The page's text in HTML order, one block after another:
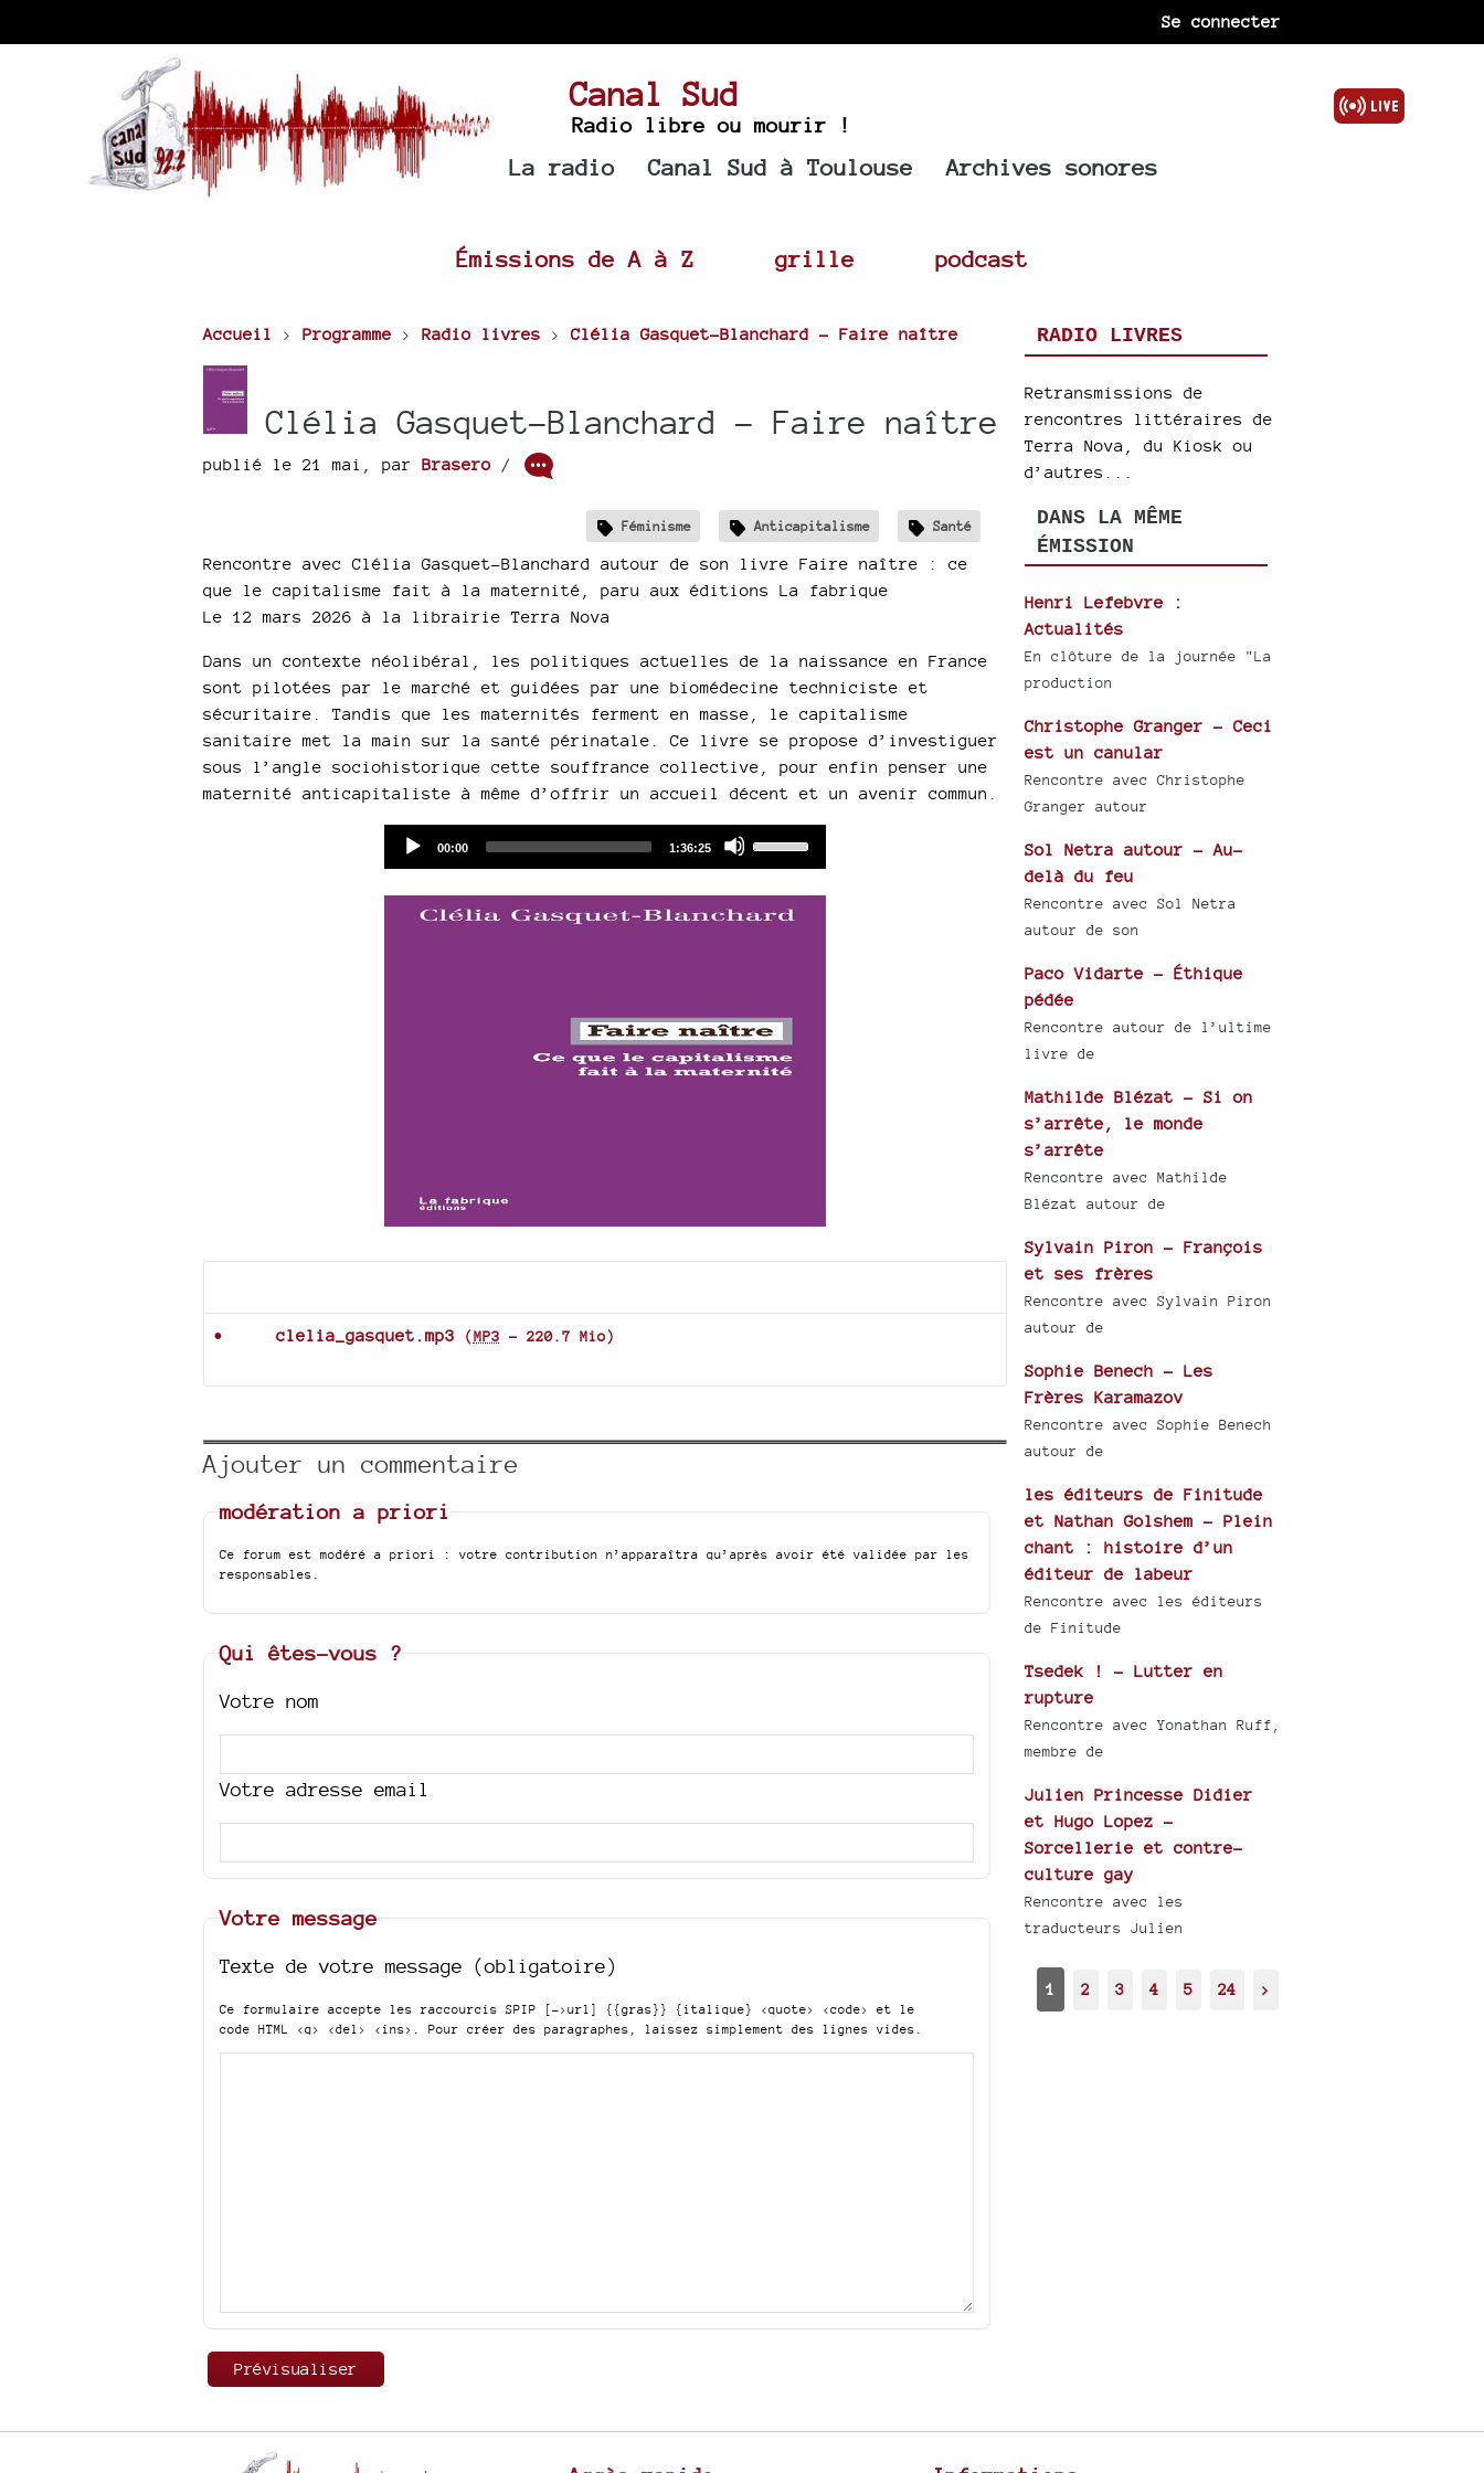
Se connecter
Canal Sud
Radio libre ou mourir !
La radio Canal Sud à Toulouse Archives sonores
Émissions de A à Z grille podcast
Accueil > Programme > Radio livres >Clélia Gasquet-Blanchard - Faire naître
Clélia Gasquet-Blanchard - Faire naître
publié le 21 mai par Brasero/
Féminisme Anticapitalisme Santé
Rencontre avec Clélia Gasquet-Blanchard autour de son livre Faire naître : ce
que le capitalisme fait à la maternité, paru aux éditions La fabrique
Le 12 mars 2026 à la librairie Terra Nova
Dans un contexte néolibéral, les politiques actuelles de la naissance en France
sont pilotées par le marché et guidées par une biomédecine techniciste et
sécuritaire. Tandis que les maternités ferment en masse, le capitalisme
sanitaire met la main sur la santé périnatale. Ce livre se propose d’investiguer
sous l’angle sociohistorique cette souffrance collective, pour enfin penser une
maternité anticapitaliste à même d’offrir un accueil décent et un avenir commun.
Current
00:00
Total
1:36:25
keys
decrease
volume.
clelia_gasquet.mp3 (MP3 - 220.7 Mio)
Ajouter un commentaire
modération a priori
Ce forum est modéré a priori : votre contribution n’apparaîtra qu’après avoir été validée par les
responsables.
Qui êtes-vous ?
Votre nom
Votre adresse email
Votre message
Texte de votre message (obligatoire)
Ce formulaire accepte les raccourcis SPIP [->url] {{gras}} {italique} <quote> <code>
et le
code HTML <q> <del> <ins> . Pour créer des paragraphes, laissez simplement des lignes vides.
RADIO LIVRES
Retransmissions de
rencontres littéraires de
Terra Nova, du Kiosk ou
d’autres...
DANS LA MÊME
ÉMISSION
Henri Lefebvre :
Actualités
En clôture de la journée "La
production
Christophe Granger - Ceci
est un canular
Rencontre avec Christophe
Granger autour
Sol Netra autour - Au-
delà du feu
Rencontre avec Sol Netra
autour de son
Paco Vidarte - Éthique
pédée
Rencontre autour de l’ultime
livre de
Mathilde Blézat - Si on
s’arrête, le monde
s’arrête
Rencontre avec Mathilde
Blézat autour de
Sylvain Piron - François
et ses frères
Rencontre avec Sylvain Piron
autour de
Sophie Benech - Les
Frères Karamazov
Rencontre avec Sophie Benech
autour de
les éditeurs de Finitude
et Nathan Golshem - Plein
chant : histoire d’un
éditeur de labeur
Rencontre avec les éditeurs
de Finitude
Tsedek ! - Lutter en
rupture
Rencontre avec Yonathan Ruff,
membre de
Julien Princesse Didier
et Hugo Lopez -
Sorcellerie et contre-
culture gay
Rencontre avec les
traducteurs Julien
1 2 3 4 5 24 >